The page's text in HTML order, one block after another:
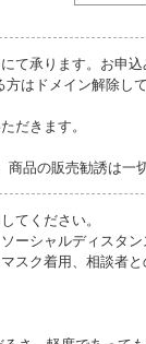
て承ります。お申
はドメイン解除し
だきます。
品の販売勧誘は一
てください。
ーシャルディスタン
スク着用、相談者